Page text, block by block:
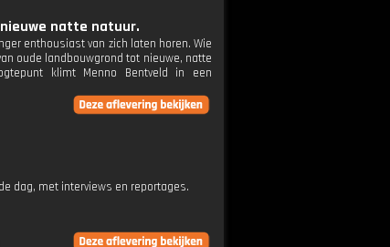
natte natuur.
enthousiast van zich laten horen. Wie
oude landbouwgrond tot nieuwe, natte
klimt Menno Bentveld in een
dag, met interviews en reportages.